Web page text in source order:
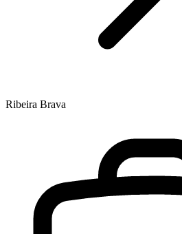
Ribeira Brava